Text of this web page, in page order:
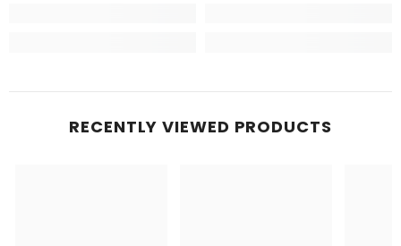
RECENTLY VIEWED PRODUCTS